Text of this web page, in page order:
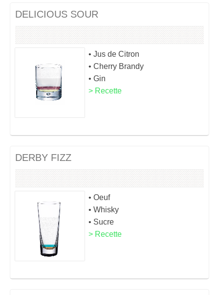
DELICIOUS SOUR
• Jus de Citron
• Cherry Brandy
• Gin
> Recette
DERBY FIZZ
• Oeuf
• Whisky
• Sucre
> Recette